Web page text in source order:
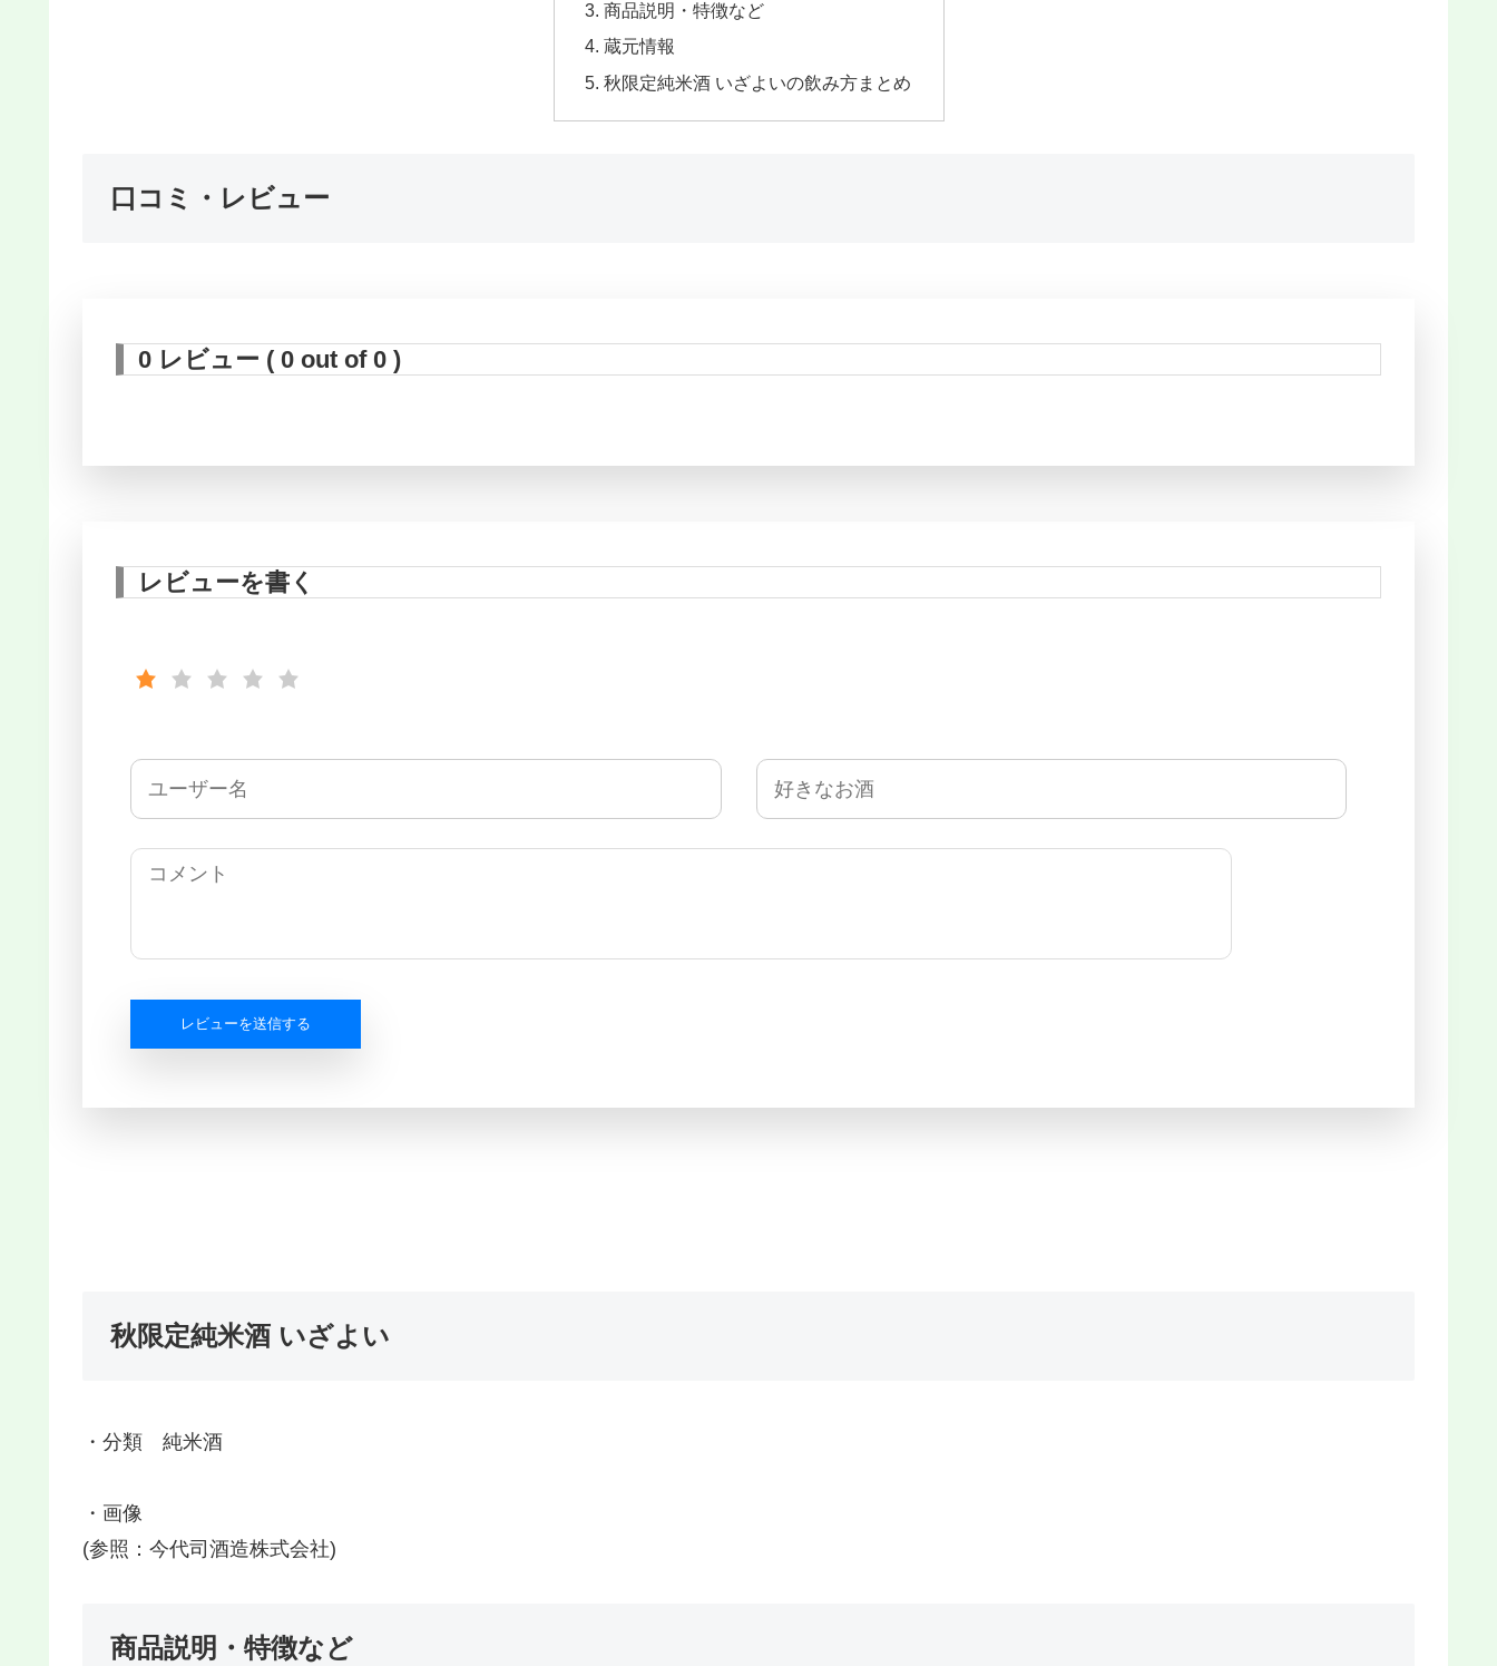
商品説明・特徴など
蔵元情報
秋限定純米酒 いざよいの飲み方まとめ
口コミ・レビュー
0 レビュー ( 0 out of 0 )
レビューを書く
レビューを送信する
秋限定純米酒 いざよい
・分類 純米酒
・画像
(参照：今代司酒造株式会社)
商品説明・特徴など